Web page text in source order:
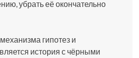
убрать её окончательно
гипотез и
история с чёрными